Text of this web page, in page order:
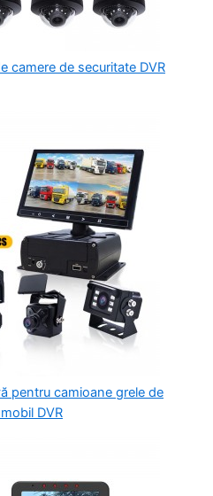
camere de securitate DVR
pentru camioane grele de
DVR